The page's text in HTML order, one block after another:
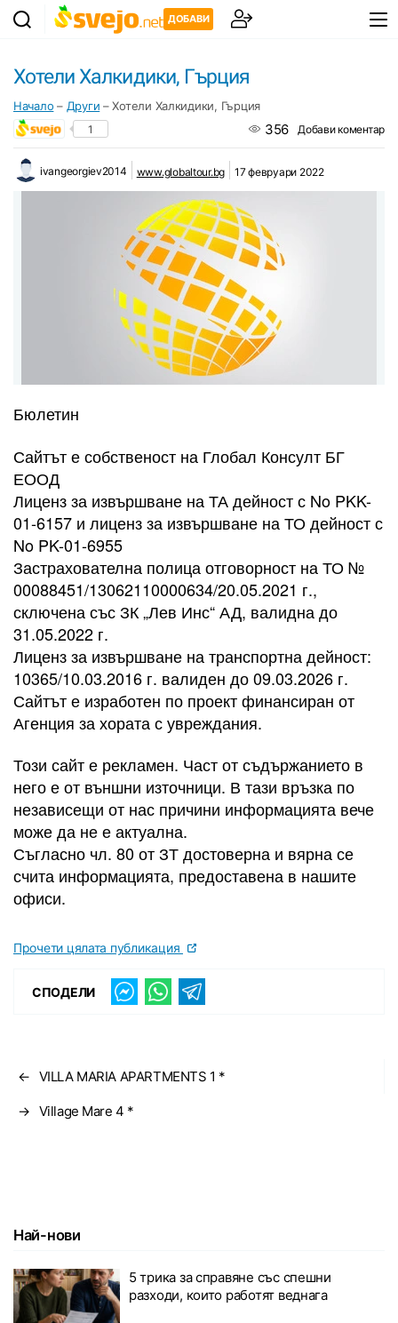
ДОБАВИ
Хотели Халкидики, Гърция
Начало – Други –Хотели Халкидики, Гърция
1 356 Добави коментар
ivangeorgiev2014 www.globaltour.bg 17 февруари 2022
Бюлетин
Сайтът е собственост на Глобал Консулт БГ
ЕООД
Лиценз за извършване на ТА дейност с No PKK-
01-6157 и лиценз за извършване на ТО дейност с
No PK-01-6955
Застрахователна полица отговорност на ТО №
00088451/13062110000634/20.05.2021 г.,
сключена със ЗК „Лев Инс“ АД, валидна до
31.05.2022 г.
Лиценз за извършване на транспортна дейност:
10365/10.03.2016 г. валиден до 09.03.2026 г.
Сайтът е изработен по проект финансиран от
Агенция за хората с увреждания.
Този сайт е рекламен. Част от съдържанието в
него е от външни източници. В тази връзка по
независещи от нас причини информацията вече
може да не е актуална.
Съгласно чл. 80 от ЗТ достоверна и вярна се
счита информацията, предоставена в нашите
офиси.
Прочети цялата публикация
СПОДЕЛИ
← VILLA MARIA APARTMENTS 1 *
→ Village Mare 4 *
Най-нови
5 трика за справяне със спешни
разходи, които работят веднага